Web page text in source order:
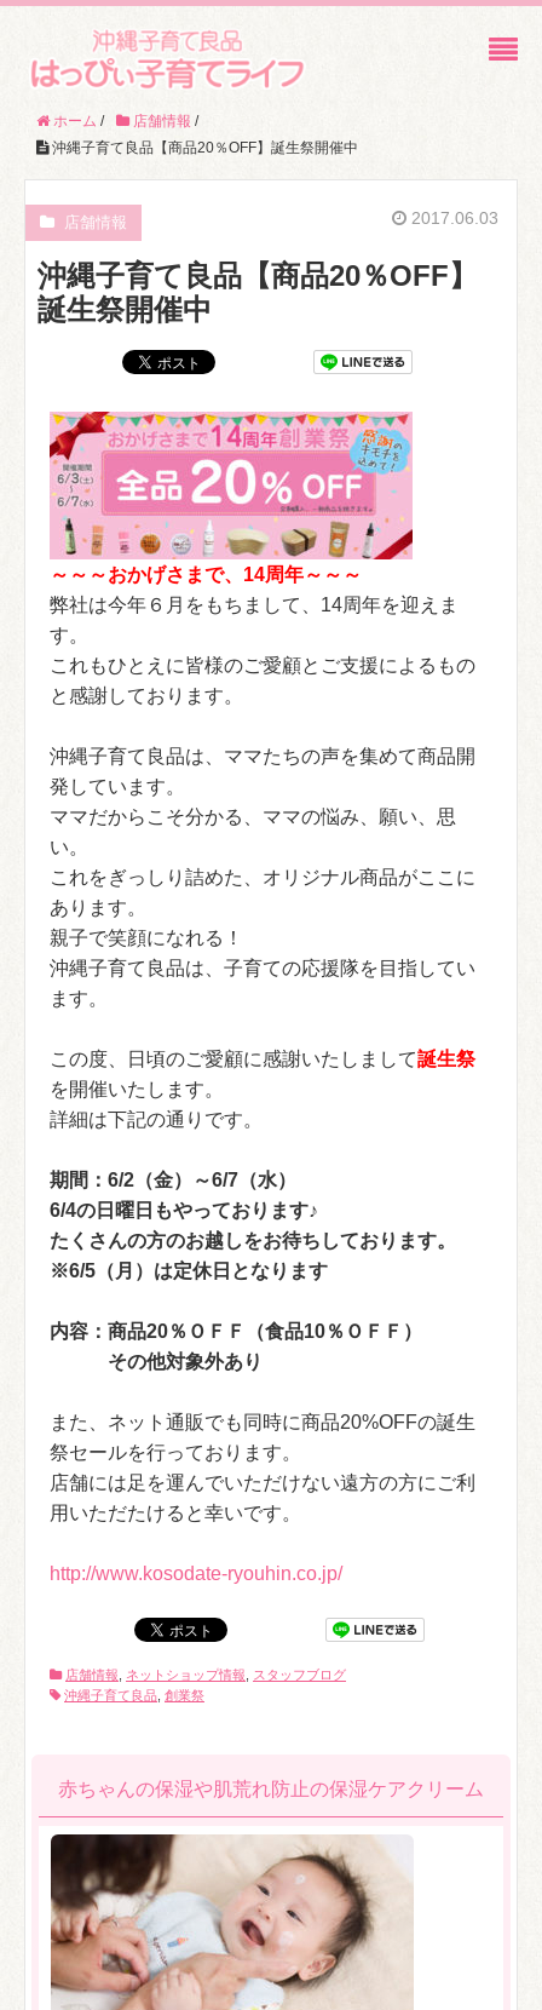
ホーム / 店舗情報 /
沖縄子育て良品【商品20％OFF】誕生祭開催中
店舗情報 2017.06.03
沖縄子育て良品【商品20％OFF】
誕生祭開催中
～～～おかげさまで、14周年～～～
弊社は今年６月をもちまして、14周年を迎えま
す。
これもひとえに皆様のご愛顧とご支援によるもの
と感謝しております。
沖縄子育て良品は、ママたちの声を集めて商品開
発しています。
ママだからこそ分かる、ママの悩み、願い、思
い。
これをぎっしり詰めた、オリジナル商品がここに
あります。
親子で笑顔になれる！
沖縄子育て良品は、子育ての応援隊を目指してい
ます。
この度、日頃のご愛顧に感謝いたしまして誕生祭
を開催いたします。
詳細は下記の通りです。
期間：6/2（金）～6/7（水）
6/4の日曜日もやっております♪
たくさんの方のお越しをお待ちしております。
※6/5（月）は定休日となります
内容：商品20％ＯＦＦ（食品10％ＯＦＦ）
その他対象外あり
また、ネット通販でも同時に商品20%OFFの誕生
祭セールを行っております。
店舗には足を運んでいただけない遠方の方にご利
用いただたけると幸いです。
http://www.kosodate-ryouhin.co.jp/
店舗情報 ネットショップ情報
スタッフブログ
沖縄子育て良品 創業祭
赤ちゃんの保湿や肌荒れ防止の保湿ケアクリーム